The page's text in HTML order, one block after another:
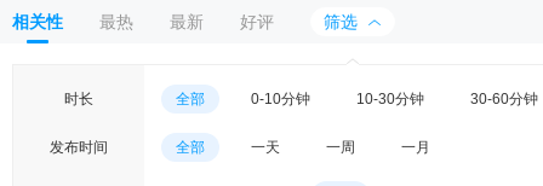
相关性 最热 最新 好评 筛选
时长 全部 0-10分钟 10-30分钟 30-60分钟
发布时间 全部 一天 一周 一月